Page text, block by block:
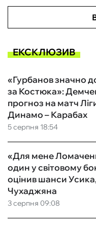
ЕКСКЛЮЗИВ
5 серпня 18:54
«Гурбанов значно
за Костюка»:
прогноз на матч
Динамо – Карабах
3 серпня 09:08
«Для мене
один у світовому
оцінив шанси
Чухаджяна